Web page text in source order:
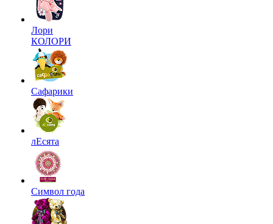
Лори
КОЛОРИ
Сафарики
лЕсята
Символ года